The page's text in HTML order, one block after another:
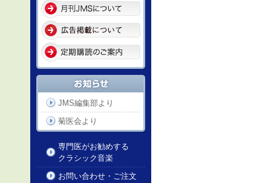
JMS編集部より
菊医会より
専門医がお勧めする
クラシック音楽
お問い合わせ・ご注文